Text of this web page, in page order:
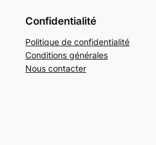
Confidentialité
Politique de confidentialité
Conditions générales
Nous contacter